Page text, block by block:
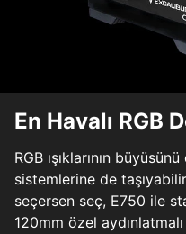
En Havalı RGB
RGB ışıklarının
sistemlerine de
seçersen seç, E750 ile
120mm özel